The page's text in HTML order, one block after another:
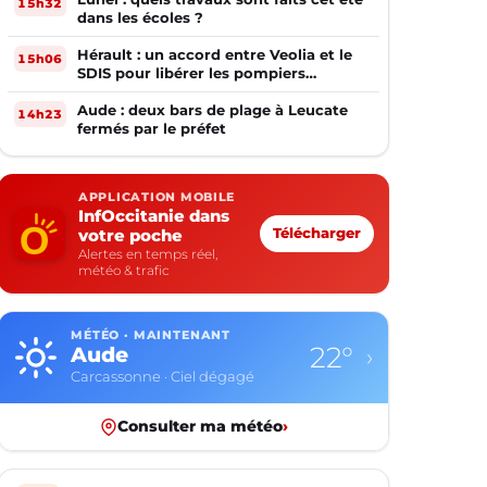
dans les écoles ?
15h06
Hérault : un accord entre Veolia et le
SDIS pour libérer les pompiers
volontaires
14h23
Aude : deux bars de plage à Leucate
fermés par le préfet
APPLICATION MOBILE
InfOccitanie dans
votre poche
Alertes en temps réel,
météo & trafic
Télécharger
MÉTÉO · MAINTENANT
Aude
Carcassonne · Ciel dégagé
22° ›
Consulter ma météo›